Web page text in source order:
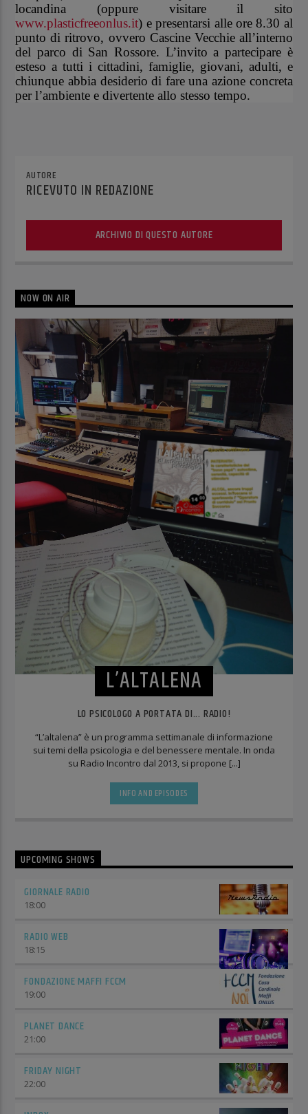
locandina (oppure visitare il sito
www.plasticfreeonlus.it) e presentarsi alle ore 8.30 al
punto di ritrovo, ovvero Cascine Vecchie all’interno
del parco di San Rossore. L’invito a partecipare è
esteso a tutti i cittadini, famiglie, giovani, adulti, e
chiunque abbia desiderio di fare una azione concreta
per l’ambiente e divertente allo stesso tempo.
AUTORE
RICEVUTO IN REDAZIONE
ARCHIVIO DI QUESTO AUTORE
NOW ON AIR
L’ALTALENA
LO PSICOLOGO A PORTATA DI... RADIO!
“L’altalena” è un programma settimanale di informazione
sui temi della psicologia e del benessere mentale. In onda
su Radio Incontro dal 2013, si propone [...]
INFO AND EPISODES
UPCOMING SHOWS
GIORNALE RADIO
18:00
RADIO WEB
18:15
FONDAZIONE MAFFI FCCM
19:00
PLANET DANCE
21:00
FRIDAY NIGHT
22:00